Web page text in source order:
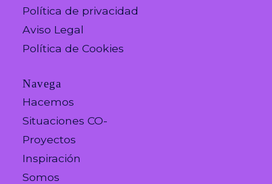
Política de privacidad
Aviso Legal
Política de Cookies
Navega
Hacemos
Situaciones CO-
Proyectos
Inspiración
Somos